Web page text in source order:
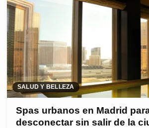
SALUD Y BELLEZA
Spas urbanos en Madrid
desconectar sin salir de la